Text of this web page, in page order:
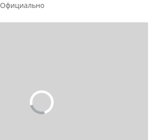
Официально